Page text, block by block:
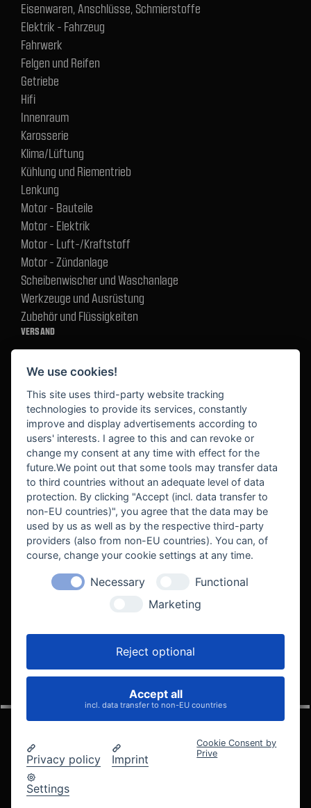
Eisenwaren, Anschlüsse, Schmierstoffe
Elektrik - Fahrzeug
Fahrwerk
Felgen und Reifen
Getriebe
Hifi
Innenraum
Karosserie
Klima/Lüftung
Kühlung und Riementrieb
Lenkung
Motor - Bauteile
Motor - Elektrik
Motor - Luft-/Kraftstoff
Motor - Zündanlage
Scheibenwischer und Waschanlage
Werkzeuge und Ausrüstung
Zubehör und Flüssigkeiten
VERSAND
BEKANNT AUS
VELOCITY AUTOMOTIVE
© 2005 - 2026 Velocity Automotive
We use cookies!
This site uses third-party website tracking
technologies to provide its services, constantly
improve and display advertisements according to
users' interests. I agree to this and can revoke or
change my consent at any time with effect for the
future.We point out that some tools may transfer data
to third countries without an adequate level of data
protection. By clicking "Accept (incl. data transfer to
non-EU countries)", you agree that the data may be
used by us as well as by the respective third-party
providers (also from non-EU countries). You can, of
course, change your cookie settings at any time.
Necessary
Functional
Marketing
Reject optional
Accept all
incl. data transfer to non-EU countries
Privacy policy Imprint
Settings
Cookie Consent by
Prive